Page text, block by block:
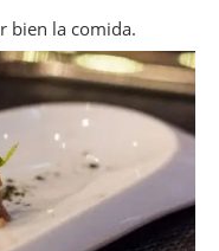
bien la comida.